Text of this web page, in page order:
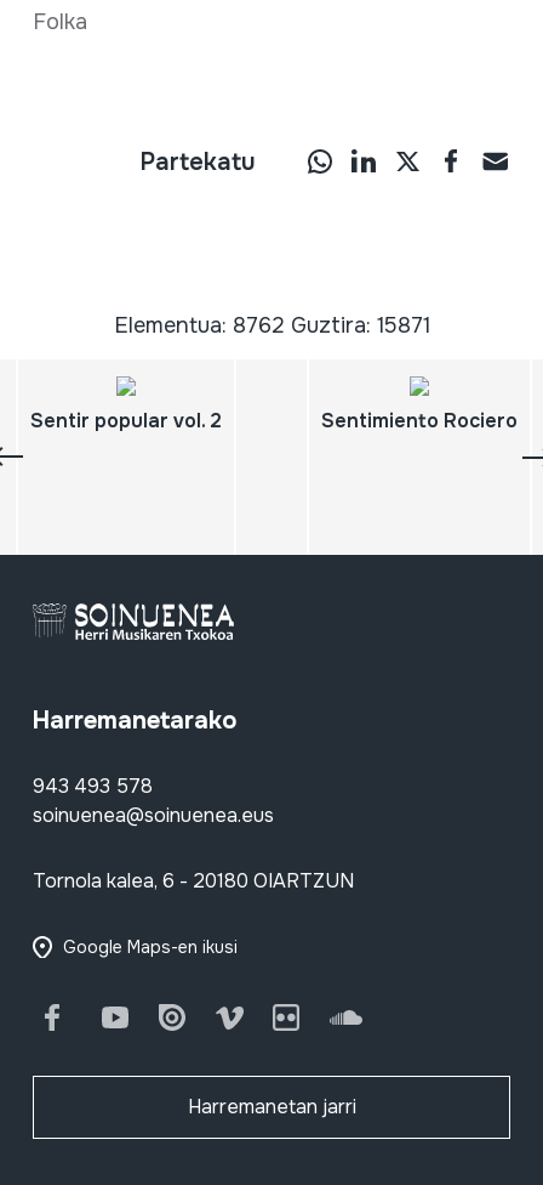
Folka
Partekatu
Elementua: 8762 Guztira: 15871
Sentir popular vol. 2 Sentimiento Rociero
Harremanetarako
943 493 578
soinuenea@soinuenea.eus
Tornola kalea, 6 - 20180 OIARTZUN
Google Maps-en ikusi
FacebookYoutube Issuu Vimeo Flickr SoundCloud
Harremanetan jarri